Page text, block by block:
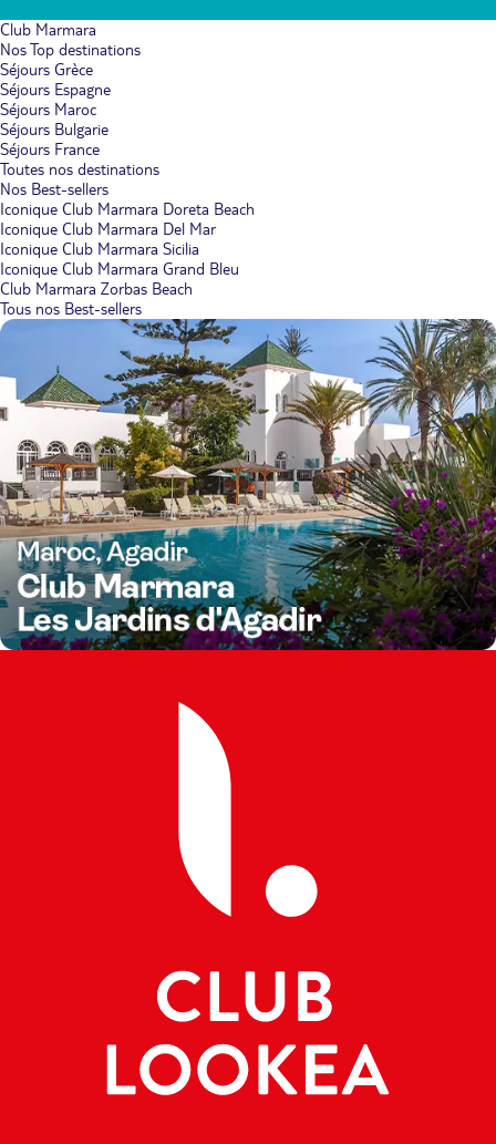
Club Marmara
Nos Top destinations
Séjours Grèce
Séjours Espagne
Séjours Maroc
Séjours Bulgarie
Séjours France
Toutes nos destinations
Nos Best-sellers
Iconique Club Marmara Doreta Beach
Iconique Club Marmara Del Mar
Iconique Club Marmara Sicilia
Iconique Club Marmara Grand Bleu
Club Marmara Zorbas Beach
Tous nos Best-sellers